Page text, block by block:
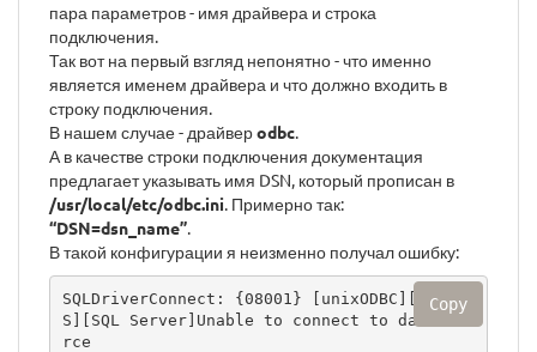
пара параметров - имя драйвера и строка
подключения.
Так вот на первый взгляд непонятно - что именно
является именем драйвера и что должно входить в
строку подключения.
В нашем случае - драйверodbc.
А в качестве строки подключения документация
предлагает указывать имя DSN, который прописан в
/usr/local/etc/odbc.ini. Примерно так:
“DSN=dsn_name”.
В такой конфигурации я неизменно получал ошибку:
SQLDriverConnect: {08001} [unixODBC][FreeTD
S][SQL Server]Unable to connect to data sou
rce
Copy